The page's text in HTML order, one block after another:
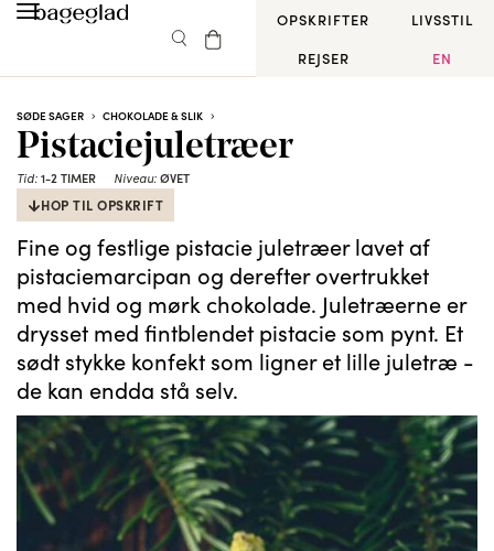
OPSKRIFTER
LIVSSTIL
REJSER
EN
SØDE SAGER CHOKOLADE & SLIK
Pistaciejuletræer
Tid:1-2 TIMER Niveau:ØVET
HOP TIL OPSKRIFT
Fine og festlige pistacie juletræer lavet af
pistaciemarcipan og derefter overtrukket
med hvid og mørk chokolade. Juletræerne er
drysset med fintblendet pistacie som pynt. Et
sødt stykke konfekt som ligner et lille juletræ -
de kan endda stå selv.